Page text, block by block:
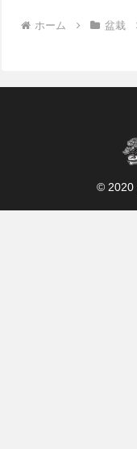
ホーム 盆栽
© 2020